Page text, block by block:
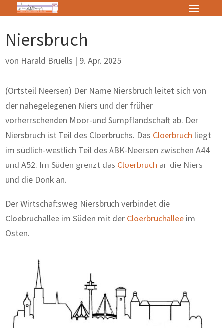
Niersbruch
von Harald Bruells | 9. Apr. 2025
(Ortsteil Neersen) Der Name Niersbruch leitet sich von
der nahegelegenen Niers und der früher
vorherrschenden Moor-und Sumpflandschaft ab. Der
Niersbruch ist Teil des Cloerbruchs. Das Cloerbruch liegt
im südlich-westlich Teil des ABK-Neersen zwischen A44
und A52. Im Süden grenzt das Cloerbruch an die Niers
und die Donk an.
Der Wirtschaftsweg Niersbruch verbindet die
Cloebruchallee im Süden mit der Cloerbruchallee im
Osten.